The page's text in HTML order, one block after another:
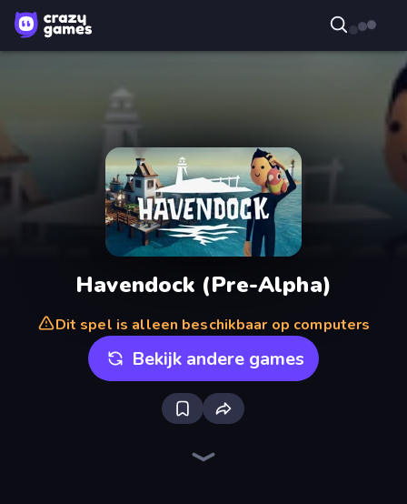
Havendock (Pre-Alpha)
Dit spel is alleen beschikbaar op computers
Bekijk andere games